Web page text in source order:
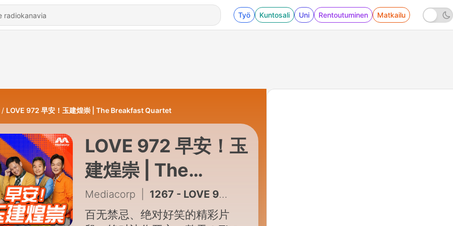
Työ Kuntosali Uni Rentoutuminen Matkailu
LOVE 972 早安！玉建煌崇 | The Breakfast Quartet
LOVE 972 早安！玉
建煌崇 | The
Breakfast Quartet
Mediacorp 1267 - LOVE 972 早安！玉建煌崇：陈洁仪很爱吃榴莲
百无禁忌、绝对好笑的精彩片